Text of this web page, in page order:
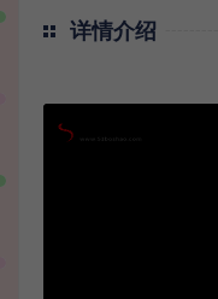
详情介绍